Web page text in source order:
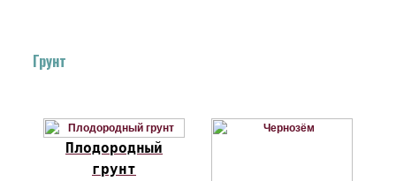
Грунт
Плодородный
грунт